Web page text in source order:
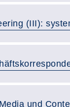
(III):
und